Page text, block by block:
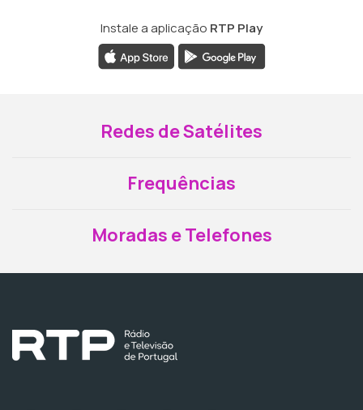
Instale a aplicação RTP Play
Redes de Satélites
Frequências
Moradas e Telefones